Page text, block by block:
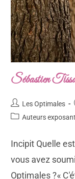
Sébastien
Les Optimales
Auteurs
Incipit Quelle
vous avez
Optimales ?«